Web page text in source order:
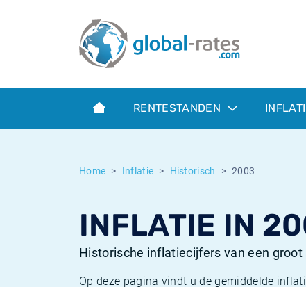
RENTESTANDEN
Home Inflatie Historisch 2003
INFLATIE IN
Historische inflatiecijfers van een
Op deze pagina vindt u de gemiddelde
Term SOFR
Wat is CPI inflatie?
Wat is HICP inflatie?
Europese inflatie - HICP
Euribor historie
ESTER historie
Historische inflatie
Inflatiecalculator